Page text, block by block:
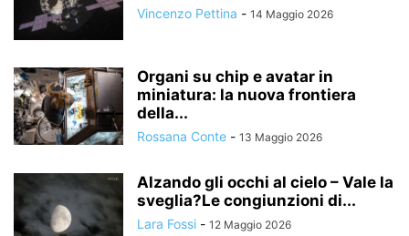
Vincenzo Pettina - 14 Maggio 2026
Organi su chip e avatar in
miniatura: la nuova frontiera
della...
Rossana Conte - 13 Maggio 2026
Alzando gli occhi al cielo – Vale la
sveglia?Le congiunzioni di...
Lara Fossi - 12 Maggio 2026